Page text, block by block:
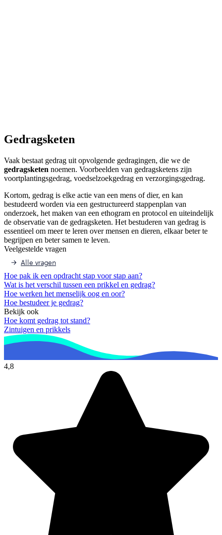
Gedragsketen
Vaak bestaat gedrag uit opvolgende gedragingen, die we de
gedragsketen noemen. Voorbeelden van gedragsketens zijn
voortplantingsgedrag, voedselzoekgedrag en verzorgingsgedrag.
Kortom, gedrag is elke actie van een mens of dier, en kan
bestudeerd worden via een gestructureerd stappenplan van
onderzoek, het maken van een ethogram en protocol en uiteindelijk
de observatie van de gedragsketen. Het bestuderen van gedrag is
essentieel om meer te leren over mensen en dieren, elkaar beter te
begrijpen en beter samen te leven.
Veelgestelde vragen
Alle vragen
Hoe pak ik een opdracht stap voor stap aan?
Wat is het verschil tussen een prikkel en gedrag?
Hoe werken het menselijk oog en oor?
Hoe bestudeer je gedrag?
Bekijk ook
Hoe komt gedrag tot stand?
Zintuigen en prikkels
4,8